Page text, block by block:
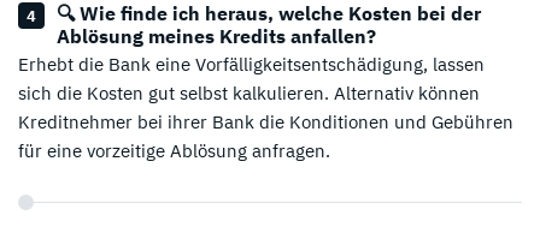
🔍 Wie finde ich heraus, welche Kosten bei der
Ablösung meines Kredits anfallen?
Erhebt die Bank eine Vorfälligkeitsentschädigung, lassen
sich die Kosten gut selbst kalkulieren. Alternativ können
Kreditnehmer bei ihrer Bank die Konditionen und Gebühren
für eine vorzeitige Ablösung anfragen.